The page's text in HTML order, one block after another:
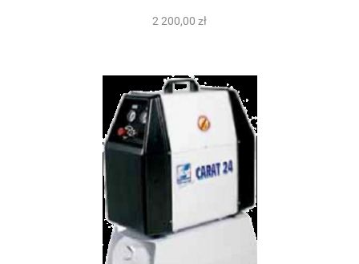
2 200,00 zł